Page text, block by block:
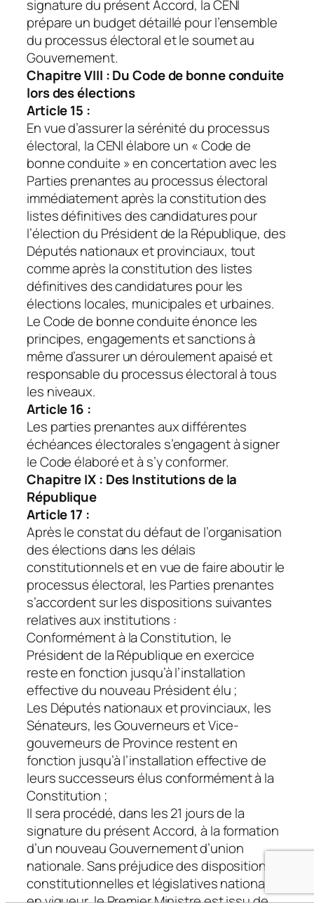
signature du présent Accord, la CENI
prépare un budget détaillé pour l’ensemble
du processus électoral et le soumet au
Gouvernement.
Chapitre VIII : Du Code de bonne conduite
lors des élections
Article 15 :
En vue d’assurer la sérénité du processus
électoral, la CENI élabore un « Code de
bonne conduite » en concertation avec les
Parties prenantes au processus électoral
immédiatement après la constitution des
listes définitives des candidatures pour
l’élection du Président de la République, des
Députés nationaux et provinciaux, tout
comme après la constitution des listes
définitives des candidatures pour les
élections locales, municipales et urbaines.
Le Code de bonne conduite énonce les
principes, engagements et sanctions à
même d’assurer un déroulement apaisé et
responsable du processus électoral à tous
les niveaux.
Article 16 :
Les parties prenantes aux différentes
échéances électorales s’engagent à signer
le Code élaboré et à s’y conformer.
Chapitre IX : Des Institutions de la
République
Article 17 :
Après le constat du défaut de l’organisation
des élections dans les délais
constitutionnels et en vue de faire aboutir le
processus électoral, les Parties prenantes
s’accordent sur les dispositions suivantes
relatives aux institutions :
Conformément à la Constitution, le
Président de la République en exercice
reste en fonction jusqu’à l’installation
effective du nouveau Président élu ;
Les Députés nationaux et provinciaux, les
Sénateurs, les Gouverneurs et Vice-
gouverneurs de Province restent en
fonction jusqu’à l’installation effective de
leurs successeurs élus conformément à la
Constitution ;
Il sera procédé, dans les 21 jours de la
signature du présent Accord, à la formation
d’un nouveau Gouvernement d’union
nationale. Sans préjudice des dispositions
constitutionnelles et législatives nationales